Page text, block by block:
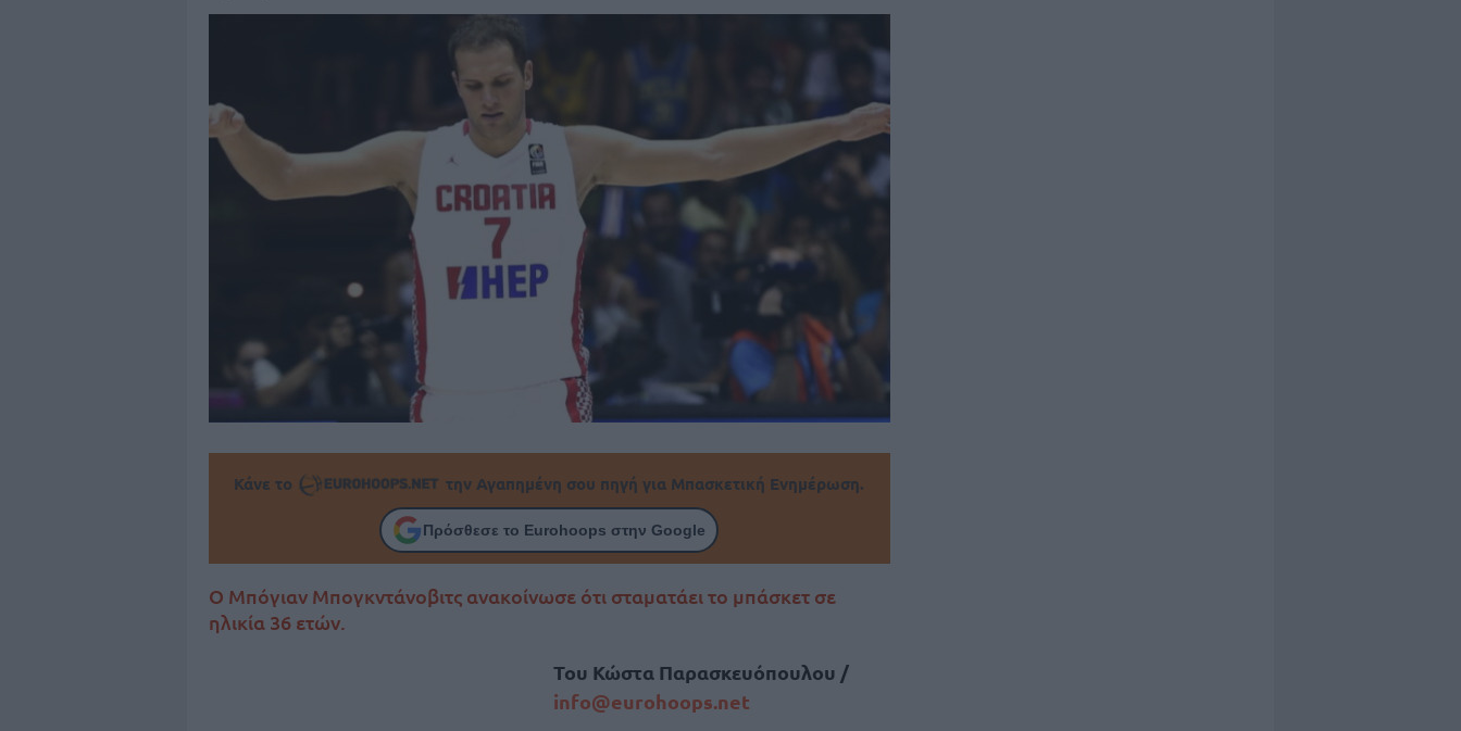
Κάνε το την Αγαπημένη σου πηγή για Μπασκετική Ενημέρωση.
Πρόσθεσε το Eurohoops στην Google
Ο Μπόγιαν Μπογκντάνοβιτς ανακοίνωσε ότι σταματάει το μπάσκετ σε
ηλικία 36 ετών.
Του Κώστα Παρασκευόπουλου /
info@eurohoops.net